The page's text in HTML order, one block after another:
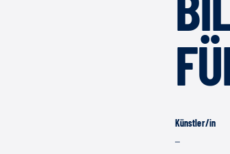
Künstler/in
–